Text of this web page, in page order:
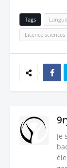
Tags
Licence
Je